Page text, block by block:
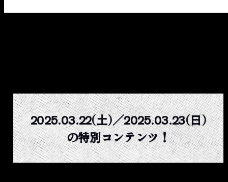
2025.03.22(土)／2025.03.23(日)
の特別コンテンツ！